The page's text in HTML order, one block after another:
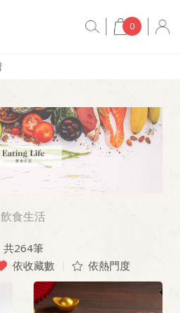
0
飲食生活
共264筆
依收藏數 依熱門度